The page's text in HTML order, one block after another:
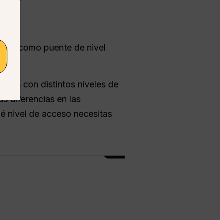
como puente de nivel
con distintos niveles de
diferencias en las
nivel de acceso necesitas